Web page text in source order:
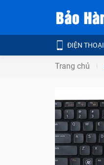
ĐIỆN THOẠI
Trang chủ